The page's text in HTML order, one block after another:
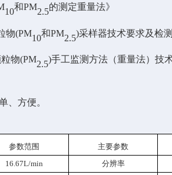
10和PM2.5的测定重量法》
物(PM10和PM2.5)采样器技术要求及检测
粒物(PM2.5)手工监测方法（重量法）技术
、方便。
参数范围 主要参数
16.67L/min 分辨率